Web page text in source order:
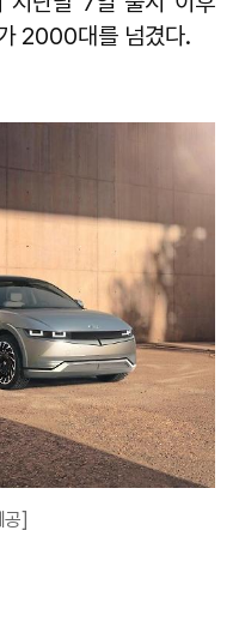
2000대를 넘겼다.
공]